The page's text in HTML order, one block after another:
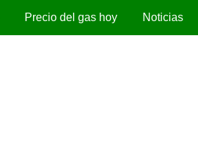
Precio del gas hoy Noticias